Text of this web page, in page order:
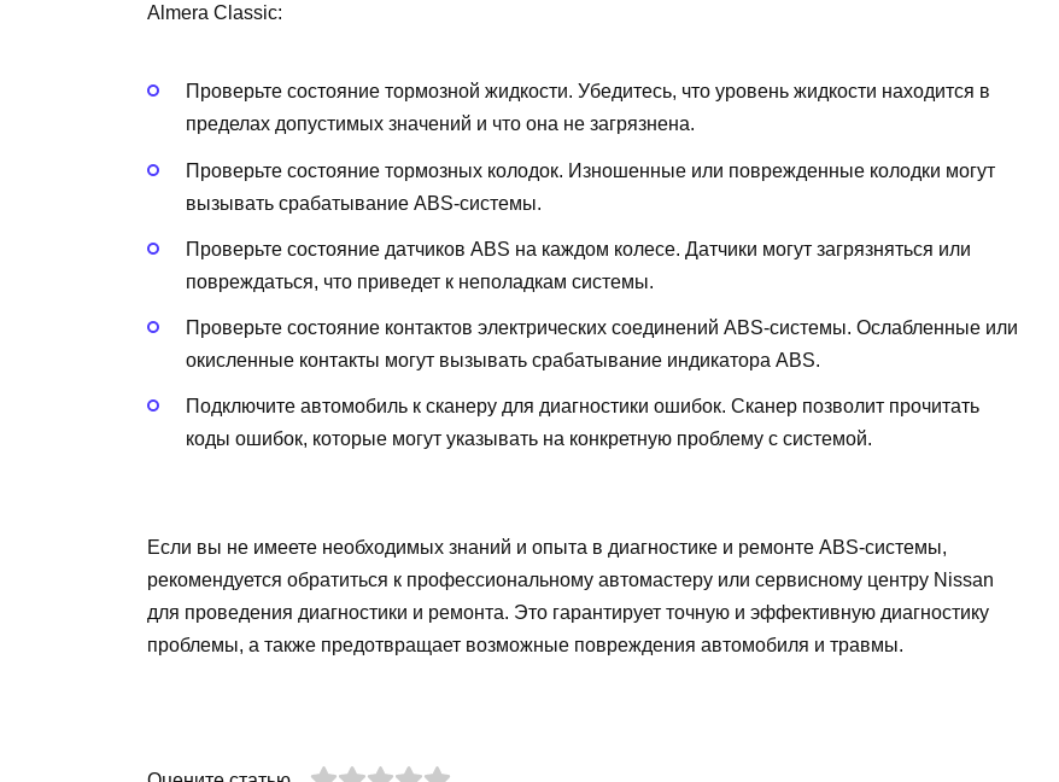
Almera Classic:
Проверьте состояние тормозной жидкости. Убедитесь, что уровень жидкости находится в
пределах допустимых значений и что она не загрязнена.
Проверьте состояние тормозных колодок. Изношенные или поврежденные колодки могут
вызывать срабатывание ABS-системы.
Проверьте состояние датчиков ABS на каждом колесе. Датчики могут загрязняться или
повреждаться, что приведет к неполадкам системы.
Проверьте состояние контактов электрических соединений ABS-системы. Ослабленные или
окисленные контакты могут вызывать срабатывание индикатора ABS.
Подключите автомобиль к сканеру для диагностики ошибок. Сканер позволит прочитать
коды ошибок, которые могут указывать на конкретную проблему с системой.
Если вы не имеете необходимых знаний и опыта в диагностике и ремонте ABS-системы,
рекомендуется обратиться к профессиональному автомастеру или сервисному центру Nissan
для проведения диагностики и ремонта. Это гарантирует точную и эффективную диагностику
проблемы, а также предотвращает возможные повреждения автомобиля и травмы.